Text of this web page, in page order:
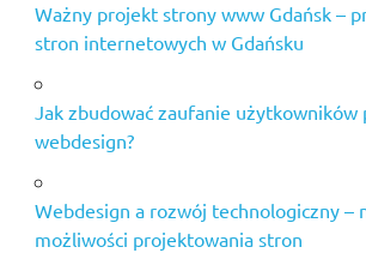
Ważny projekt strony www Gdańsk –
stron internetowych w Gdańsku
Jak zbudować zaufanie użytkowników
webdesign?
Webdesign a rozwój technologiczny –
możliwości projektowania stron